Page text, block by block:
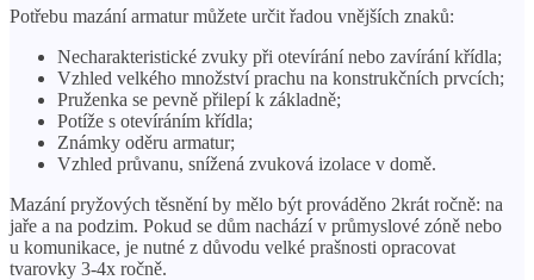
Potřebu mazání armatur můžete určit řadou vnějších znaků:
Necharakteristické zvuky při otevírání nebo zavírání křídla;
Vzhled velkého množství prachu na konstrukčních prvcích;
Pruženka se pevně přilepí k základně;
Potíže s otevíráním křídla;
Známky oděru armatur;
Vzhled průvanu, snížená zvuková izolace v domě.
Mazání pryžových těsnění by mělo být prováděno 2krát ročně: na
jaře a na podzim. Pokud se dům nachází v průmyslové zóně nebo
u komunikace, je nutné z důvodu velké prašnosti opracovat
tvarovky 3-4x ročně.